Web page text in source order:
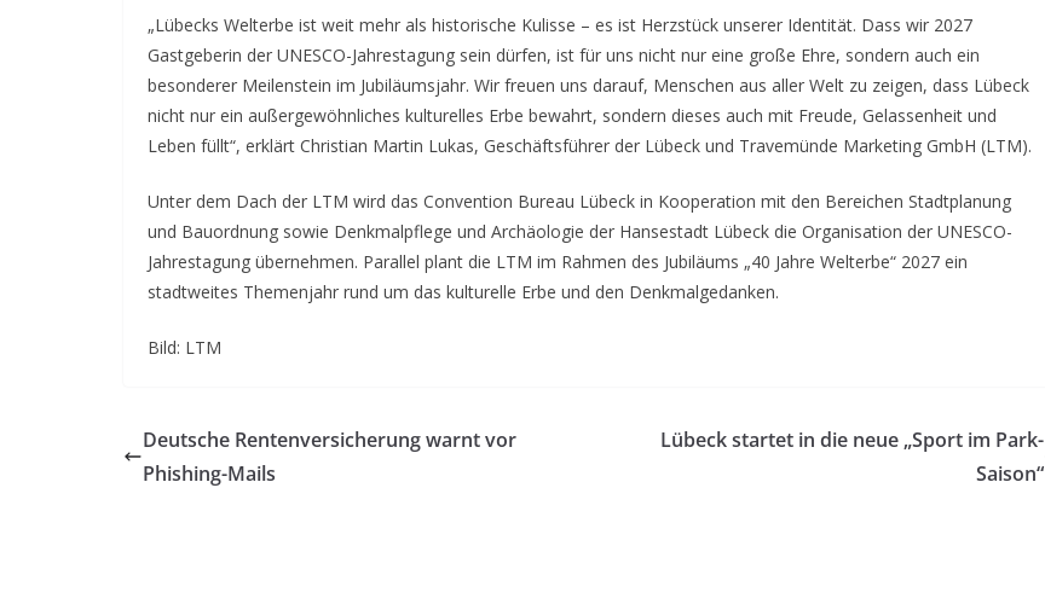
„Lübecks Welterbe ist weit mehr als historische Kulisse – es ist Herzstück unserer Identität. Dass wir 2027
Gastgeberin der UNESCO-Jahrestagung sein dürfen, ist für uns nicht nur eine große Ehre, sondern auch ein
besonderer Meilenstein im Jubiläumsjahr. Wir freuen uns darauf, Menschen aus aller Welt zu zeigen, dass Lübeck
nicht nur ein außergewöhnliches kulturelles Erbe bewahrt, sondern dieses auch mit Freude, Gelassenheit und
Leben füllt“, erklärt Christian Martin Lukas, Geschäftsführer der Lübeck und Travemünde Marketing GmbH (LTM).
Unter dem Dach der LTM wird das Convention Bureau Lübeck in Kooperation mit den Bereichen Stadtplanung
und Bauordnung sowie Denkmalpflege und Archäologie der Hansestadt Lübeck die Organisation der UNESCO-
Jahrestagung übernehmen. Parallel plant die LTM im Rahmen des Jubiläums „40 Jahre Welterbe“ 2027 ein
stadtweites Themenjahr rund um das kulturelle Erbe und den Denkmalgedanken.
Bild: LTM
Deutsche Rentenversicherung warnt vor
Phishing-Mails
Lübeck startet in die neue „Sport im Park-
Saison“